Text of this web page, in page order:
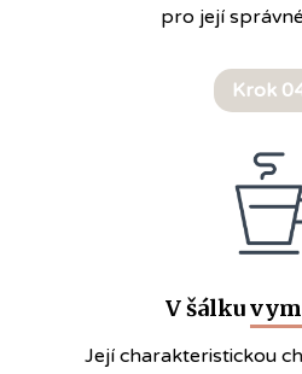
pro její
Krok
V šálku
Její charakteristickou